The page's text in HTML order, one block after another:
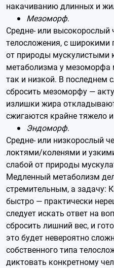
накачиванию длинных и
Мезоморф.
Средне- или высокорослый
телосложения, с широкими
от природы мускулистыми
метаболизма у мезоморфа
так и низкой. В последнем
сбросить мезоморфу —
излишки жира
сжигаются крайне тяжело
Эндоморф.
Средне- или низкорослый
локтями/коленями и
слабой от природы
Медленный метаболизм
стремительным, а задачу:
быстро — практически
следует искать ответ на
сбросить лишний вес, и
это будет невероятно
собственного типа
диктовать конкретному